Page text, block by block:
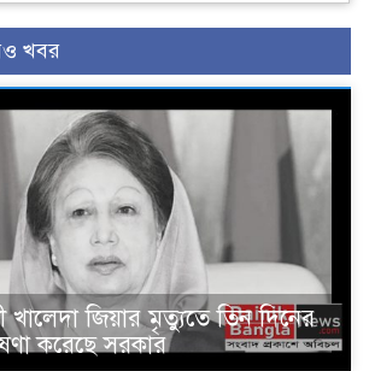
খবর
খালেদা জিয়ার মৃত্যুতে তিন দিনের
করেছে সরকার